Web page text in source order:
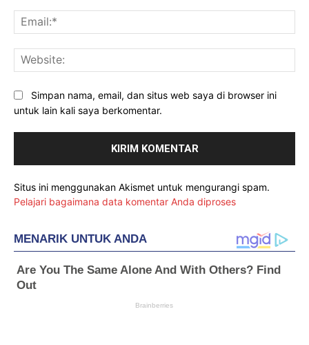
Simpan nama, email, dan situs web saya di browser ini
untuk lain kali saya berkomentar.
Situs ini menggunakan Akismet untuk mengurangi spam.
Pelajari bagaimana data komentar Anda diproses